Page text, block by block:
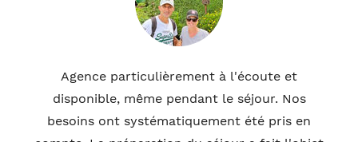
Agence particulièrement à l'écoute et
disponible, même pendant le séjour. Nos
besoins ont systématiquement été pris en